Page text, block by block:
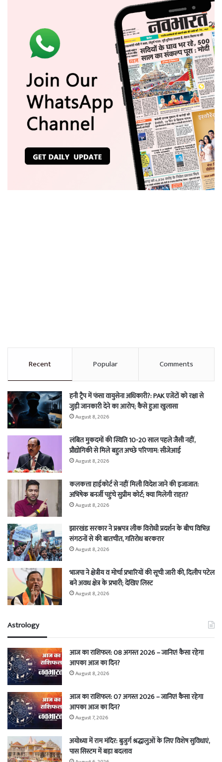
Recent Popular Comments
हनी ट्रैप में फंसा वायुसेना अधिकारी?: PAK एजेंटों को रक्षा से
जुड़ी जानकारी देने का आरोप; कैसे हुआ खुलासा
August 8, 2026
लंबित मुकदमों की स्थिति 10-20 साल पहले जैसी नहीं,
प्रौद्योगिकी से मिले बहुत अच्छे परिणाम: सीजेआई
August 8, 2026
कलकत्ता हाईकोर्ट से नहीं मिली विदेश जाने की इजाजात:
अभिषेक बनर्जी पहुंचे सुप्रीम कोर्ट; क्या मिलेगी राहत?
August 8, 2026
झारखंड सरकार ने प्रश्नपत्र लीक विरोधी प्रदर्शन के बीच विभिन्न
संगठनों से की बातचीत, गतिरोध बरकरार
August 8, 2026
भाजपा ने क्षेत्रीय व मोर्चा प्रभारियों की सूची जारी की, दिलीप पटेल
बने अवध क्षेत्र के प्रभारी; देखिए लिस्ट
August 8, 2026
Astrology
आज का राशिफल: 08 अगस्त 2026 – जानिए! कैसा रहेगा
आपका आज का दिन?
August 8, 2026
आज का राशिफल: 07 अगस्त 2026 – जानिए! कैसा रहेगा
आपका आज का दिन?
August 7, 2026
अयोध्या में राम मंदिर: बुजुर्ग श्रद्धालुओं के लिए विशेष सुविधाएं,
पास सिस्टम में बड़ा बदलाव